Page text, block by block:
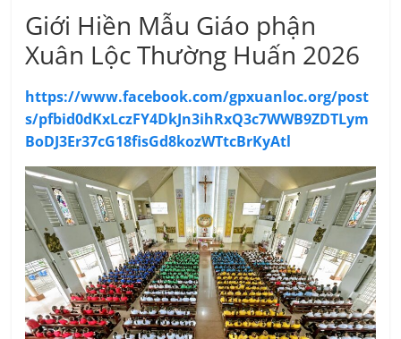
Giới Hiền Mẫu Giáo phận
Xuân Lộc Thường Huấn 2026
https://www.facebook.com/gpxuanloc.org/post
s/pfbid0dKxLczFY4DkJn3ihRxQ3c7WWB9ZDTLym
BoDJ3Er37cG18fisGd8kozWTtcBrKyAtl